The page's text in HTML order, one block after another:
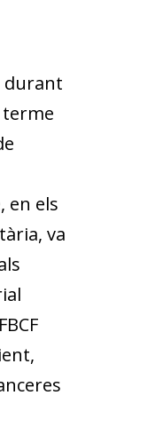
durant
terme
en els
va